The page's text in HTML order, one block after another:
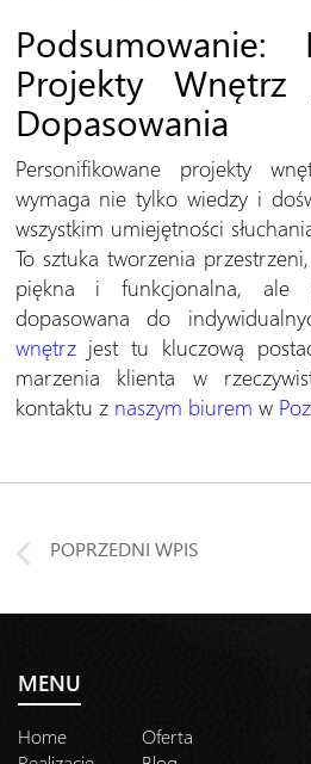
Podsumowanie:
Projekty
Dopasowania
Personifikowane projekty
wymaga nie tylko wiedzy i
wszystkim umiejętności
To sztuka tworzenia
piękna i funkcjonalna, ale
dopasowana do
wnętrzjest tu kluczową
marzenia klienta w
kontaktu z naszym biurem w
POPRZEDNI WPIS
MENU
Home
Oferta